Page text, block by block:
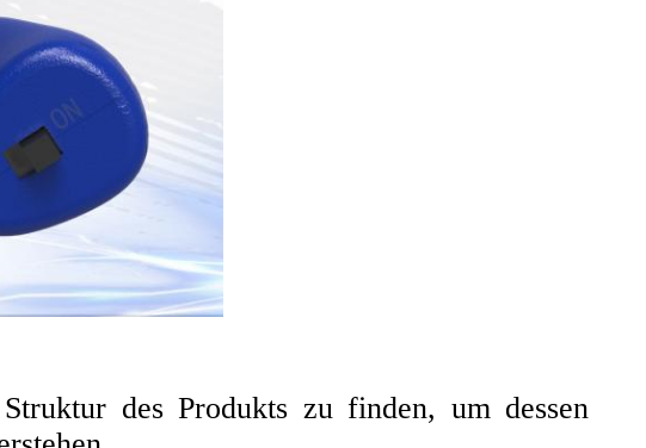
des Produkts zu finden, um dessen